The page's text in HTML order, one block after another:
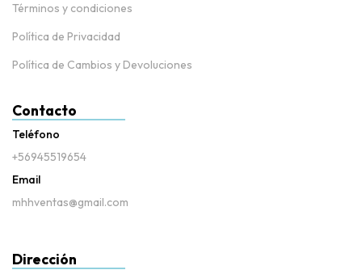
Términos y condiciones
Política de Privacidad
Política de Cambios y Devoluciones
Contacto
Teléfono
+56945519654
Email
mhhventas@gmail.com
Dirección